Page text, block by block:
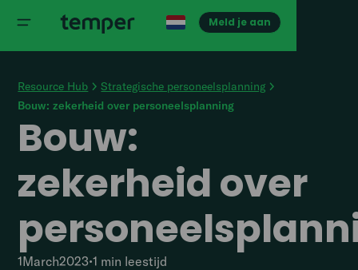
Meld je aan
Resource Hub
Strategische personeelsplanning
Bouw: zekerheid over personeelsplanning
Bouw:
zekerheid over
1March2023•1 min leestijd